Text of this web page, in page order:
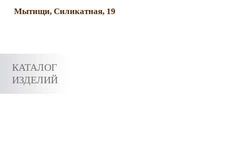
Мытищи, Силикатная, 19
КАТАЛОГ
ИЗДЕЛИЙ